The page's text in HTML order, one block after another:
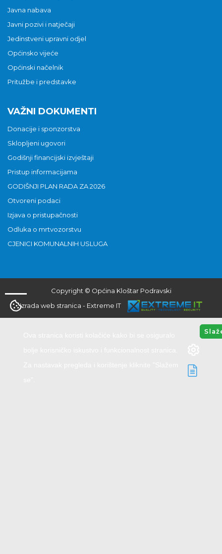
Javna nabava
Javni pozivi i natječaji
Jedinstveni upravni odjel
Općinsko vijeće
Općinski načelnik
Pritužbe i predstavke
VAŽNI DOKUMENTI
Donacije i sponzorstva
Sklopljeni ugovori
Godišnji financijski izvještaji
Pristup informacijama
GODIŠNJI PLAN RADA ZA 2026
Otvoreni podaci
Izjava o pristupačnosti
Odluka o mrtvozorstvu
CJENICI KOMUNALNIH USLUGA
Copyright © Općina Kloštar Podravski
Izrada web stranica - Extreme IT